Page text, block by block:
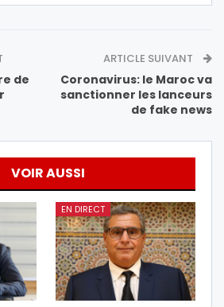
de
ARTICLE SUIVANT
Coronavirus: le Maroc va
sanctionner les lanceurs
de fake news
VOIR AUSSI
EN DIRECT